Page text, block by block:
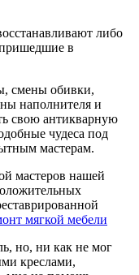
либо
в
смены обивки,
наполнителя и
свою антикварную
чудеса под
мастерам.
мастеров нашей
но, ни как не мог
креслами,